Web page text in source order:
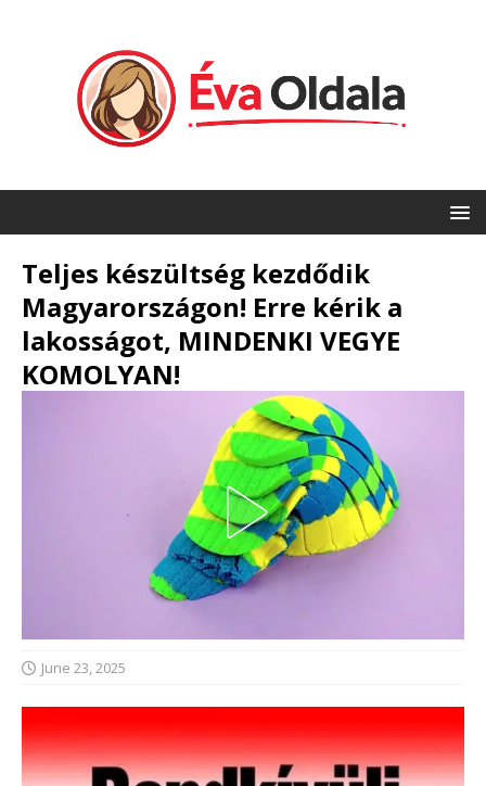
Teljes készültség kezdődik
Magyarországon! Erre kérik a
lakosságot, MINDENKI VEGYE
KOMOLYAN!
June 23, 2025